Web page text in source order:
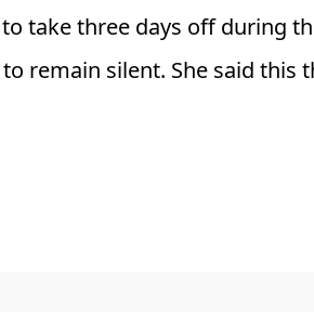
take three days off during
remain silent. She said this